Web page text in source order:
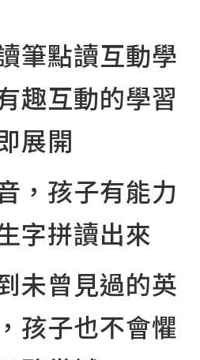
筆點讀互動學
趣互動的學習
展開
，孩子有能力
字拼讀出來
未曾見過的英
孩子也不會懼